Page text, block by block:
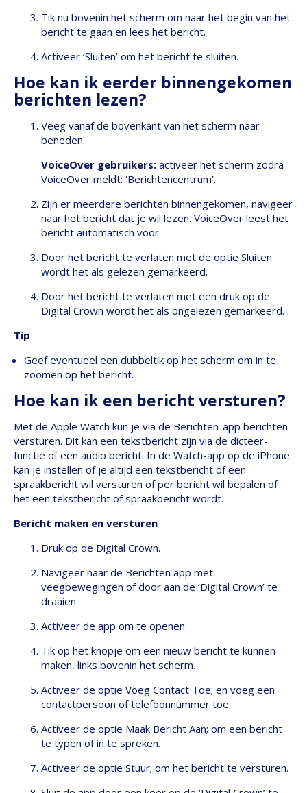
Tik nu bovenin het scherm om naar het begin van het
bericht te gaan en lees het bericht.
Activeer ‘Sluiten’ om het bericht te sluiten.
Hoe kan ik eerder binnengekomen
berichten lezen?
Veeg vanaf de bovenkant van het scherm naar
beneden.
VoiceOver gebruikers: activeer het scherm zodra
VoiceOver meldt: ‘Berichtencentrum’.
Zijn er meerdere berichten binnengekomen, navigeer
naar het bericht dat je wil lezen. VoiceOver leest het
bericht automatisch voor.
Door het bericht te verlaten met de optie Sluiten
wordt het als gelezen gemarkeerd.
Door het bericht te verlaten met een druk op de
Digital Crown wordt het als ongelezen gemarkeerd.
Tip
Geef eventueel een dubbeltik op het scherm om in te
zoomen op het bericht.
Hoe kan ik een bericht versturen?
Met de Apple Watch kun je via de Berichten-app berichten
versturen. Dit kan een tekstbericht zijn via de dicteer-
functie of een audio bericht. In de Watch-app op de iPhone
kan je instellen of je altijd een tekstbericht of een
spraakbericht wil versturen of per bericht wil bepalen of
het een tekstbericht of spraakbericht wordt.
Bericht maken en versturen
Druk op de Digital Crown.
Navigeer naar de Berichten app met
veegbewegingen of door aan de ‘Digital Crown’ te
draaien.
Activeer de app om te openen.
Tik op het knopje om een nieuw bericht te kunnen
maken, links bovenin het scherm.
Activeer de optie Voeg Contact Toe; en voeg een
contactpersoon of telefoonnummer toe.
Activeer de optie Maak Bericht Aan; om een bericht
te typen of in te spreken.
Activeer de optie Stuur; om het bericht te versturen.